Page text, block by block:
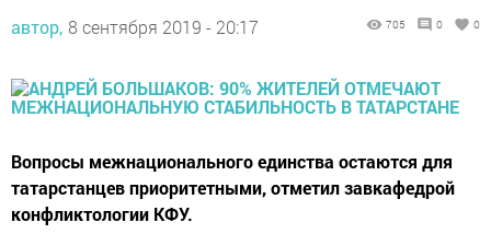
автор, 8 сентября 2019 - 20:17 705 0 0
Вопросы межнационального единства остаются для
татарстанцев приоритетными, отметил завкафедрой
конфликтологии КФУ.